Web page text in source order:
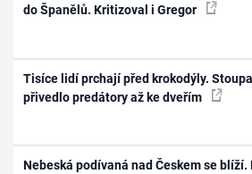
do Španělů. Kritizoval i Gregor
Tisíce lidí prchají před krokodýly.
přivedlo predátory až ke dveřím
Nebeská podívaná nad Českem se